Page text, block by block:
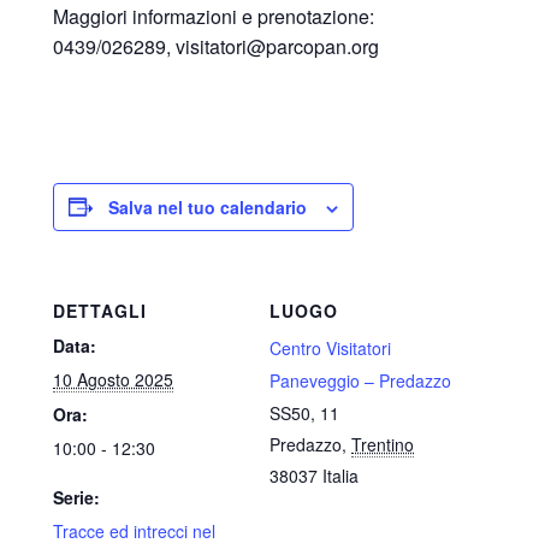
Maggiori informazioni e prenotazione:
0439/026289, visitatori@parcopan.org
Salva nel tuo calendario
DETTAGLI
Data:
10 Agosto 2025
Ora:
10:00 - 12:30
Serie:
Tracce ed intrecci nel
LUOGO
Centro Visitatori
Paneveggio – Predazzo
SS50, 11
Predazzo, Trentino
38037 Italia